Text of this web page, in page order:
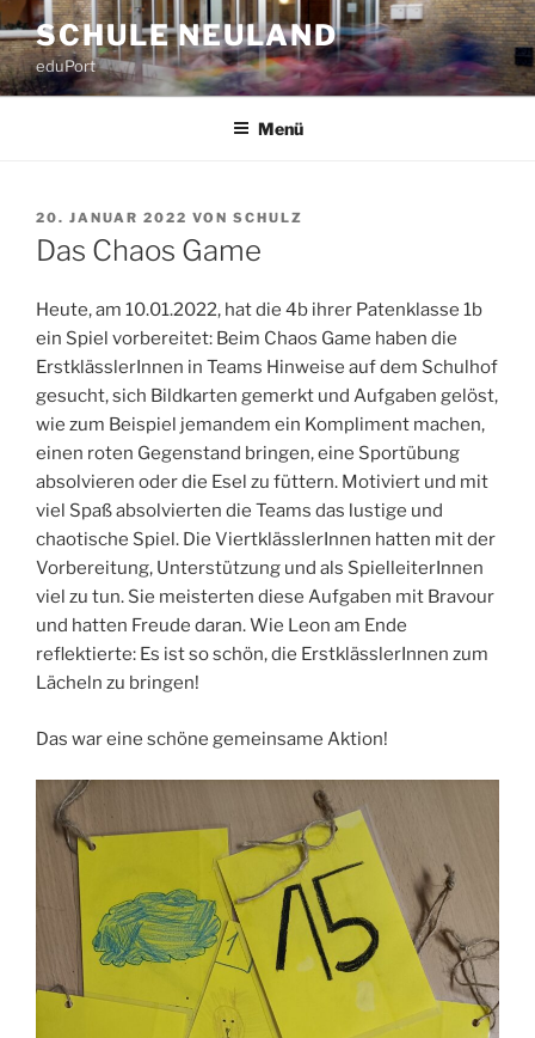
Zum
Inhalt
springen
SCHULE NEULAND
eduPort
Menü
VERÖFFENTLICHT
AM
20. JANUAR 2022 VON SCHULZ
Das Chaos Game
Heute, am 10.01.2022, hat die 4b ihrer Patenklasse 1b
ein Spiel vorbereitet: Beim Chaos Game haben die
ErstklässlerInnen in Teams Hinweise auf dem Schulhof
gesucht, sich Bildkarten gemerkt und Aufgaben gelöst,
wie zum Beispiel jemandem ein Kompliment machen,
einen roten Gegenstand bringen, eine Sportübung
absolvieren oder die Esel zu füttern. Motiviert und mit
viel Spaß absolvierten die Teams das lustige und
chaotische Spiel. Die ViertklässlerInnen hatten mit der
Vorbereitung, Unterstützung und als SpielleiterInnen
viel zu tun. Sie meisterten diese Aufgaben mit Bravour
und hatten Freude daran. Wie Leon am Ende
reflektierte: Es ist so schön, die ErstklässlerInnen zum
Lächeln zu bringen!
Das war eine schöne gemeinsame Aktion!